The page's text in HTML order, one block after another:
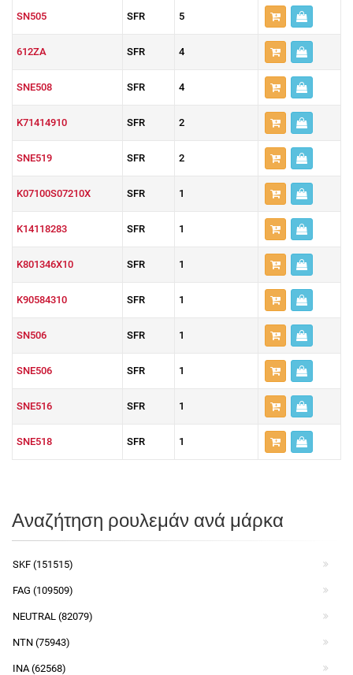
SN505 SFR 5
612ZA SFR 4
SNE508 SFR 4
K71414910 SFR 2
SNE519 SFR 2
K07100S07210X SFR 1
K14118283 SFR 1
K801346X10 SFR 1
K90584310 SFR 1
SN506 SFR 1
SNE506 SFR 1
SNE516 SFR 1
SNE518 SFR 1
Αναζήτηση ρουλεμάν ανά μάρκα
SKF (151515)
FAG (109509)
NEUTRAL (82079)
NTN (75943)
INA (62568)